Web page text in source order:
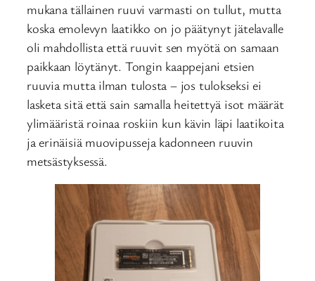
mukana tällainen ruuvi varmasti on tullut, mutta
koska emolevyn laatikko on jo päätynyt jätelavalle
oli mahdollista että ruuvit sen myötä on samaan
paikkaan löytänyt. Tongin kaappejani etsien
ruuvia mutta ilman tulosta – jos tulokseksi ei
lasketa sitä että sain samalla heitettyä isot määrät
ylimääristä roinaa roskiin kun kävin läpi laatikoita
ja erinäisiä muovipusseja kadonneen ruuvin
metsästyksessä.